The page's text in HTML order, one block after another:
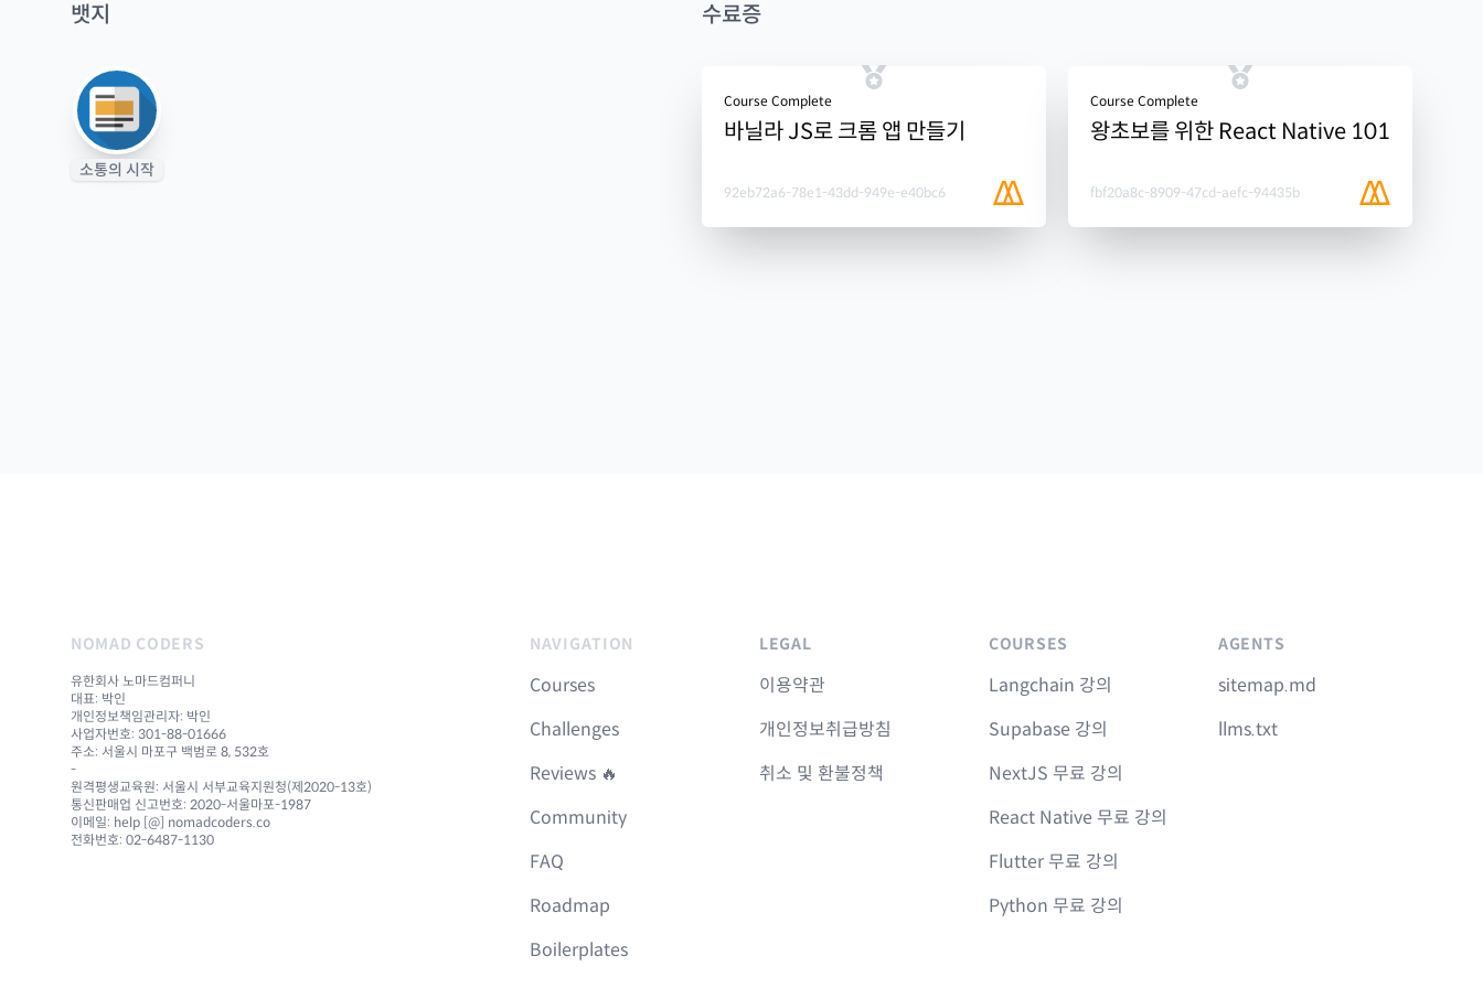
뱃지
소통의 시작
수료증
Course Complete
바닐라 JS로 크롬 앱 만들기
92eb72a6-78e1-43dd-949e-e40bc6
Course Complete
왕초보를 위한 React Native 101
fbf20a8c-8909-47cd-aefc-94435b
NOMAD CODERS
유한회사 노마드컴퍼니
대표: 박인
개인정보책임관리자: 박인
사업자번호: 301-88-01666
주소: 서울시 마포구 백범로 8, 532호
-
원격평생교육원: 서울시 서부교육지원청(제2020-13호)
통신판매업 신고번호: 2020-서울마포-1987
이메일: help [@] nomadcoders.co
전화번호: 02-6487-1130
NAVIGATION
Courses
Challenges
Reviews 🔥
Community
FAQ
Roadmap
Boilerplates
LEGAL
이용약관
개인정보취급방침
취소 및 환불정책
COURSES
Langchain 강의
Supabase 강의
NextJS 무료 강의
React Native 무료 강의
Flutter 무료 강의
Python 무료 강의
AGENTS
sitemap.md
llms.txt